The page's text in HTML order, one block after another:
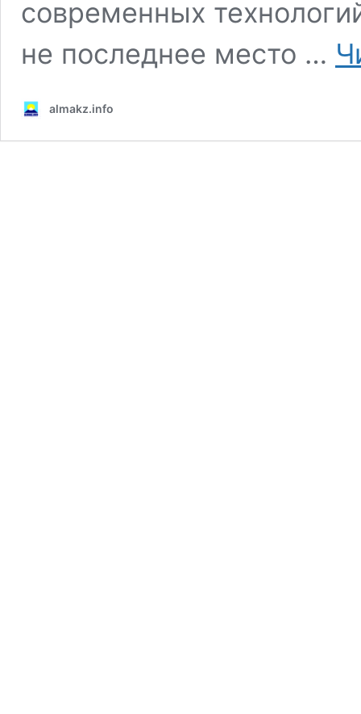
современных
не последнее место …
almakz.info